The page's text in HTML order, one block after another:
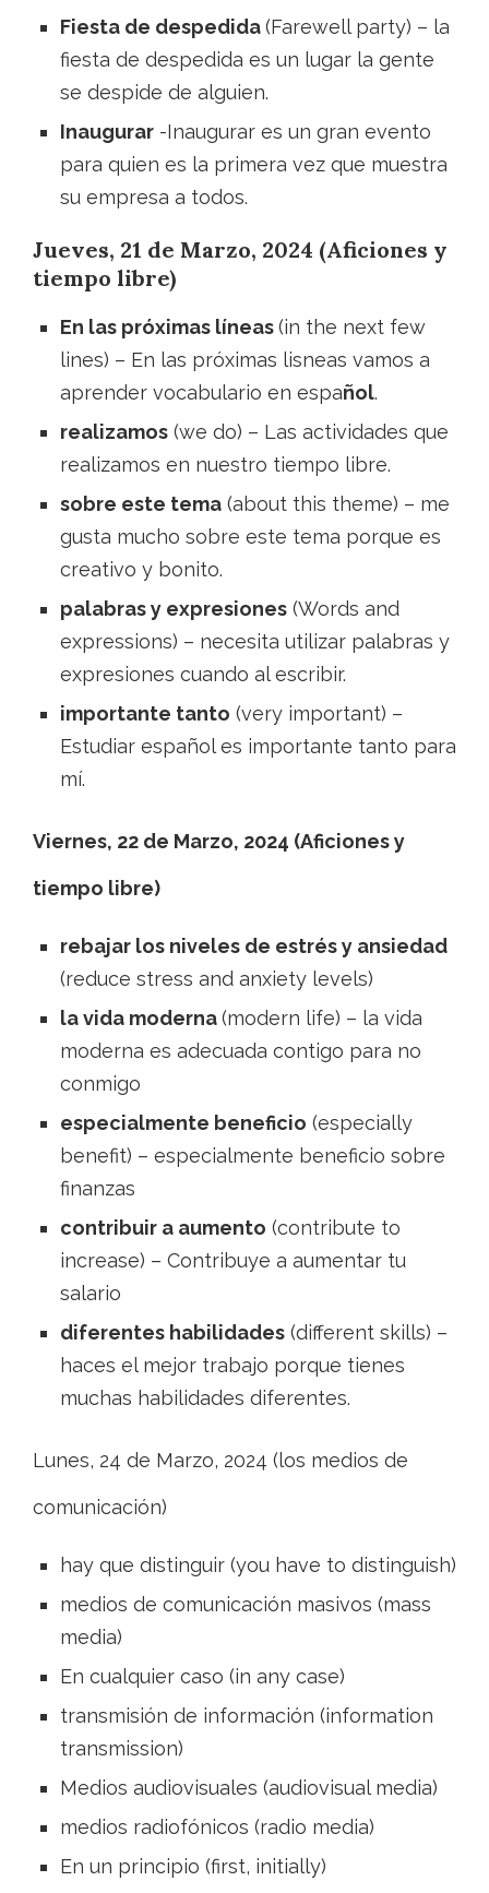
Fiesta de despedida(Farewell party) – la
fiesta de despedida es un lugar la gente
se despide de alguien.
Inaugurar -Inaugurar es un gran evento
para quien es la primera vez que muestra
su empresa a todos.
Jueves, 21 de Marzo, 2024 (Aficiones y
tiempo libre)
En las próximas líneas(in the next few
lines) – En las próximas lisneas vamos a
aprender vocabulario en español.
realizamos (we do) – Las actividades que
realizamos en nuestro tiempo libre.
sobre este tema (about this theme) – me
gusta mucho sobre este tema porque es
creativo y bonito.
palabras y expresiones (Words and
expressions) – necesita utilizar palabras y
expresiones cuando al escribir.
importante tanto (very important) –
Estudiar español es importante tanto para
mí.
Viernes, 22 de Marzo, 2024 (Aficiones y
tiempo libre)
rebajar los niveles de estrés y ansiedad
(reduce stress and anxiety levels)
la vida moderna(modern life) – la vida
moderna es adecuada contigo para no
conmigo
especialmente beneficio (especially
benefit) – especialmente beneficio sobre
finanzas
contribuir a aumento (contribute to
increase) – Contribuye a aumentar tu
salario
diferentes habilidades (different skills) –
haces el mejor trabajo porque tienes
muchas habilidades diferentes.
Lunes, 24 de Marzo, 2024 (los medios de
comunicación)
hay que distinguir (you have to distinguish)
medios de comunicación masivos (mass
media)
En cualquier caso (in any case)
transmisión de información (information
transmission)
Medios audiovisuales (audiovisual media)
medios radiofónicos (radio media)
En un principio (first, initially)